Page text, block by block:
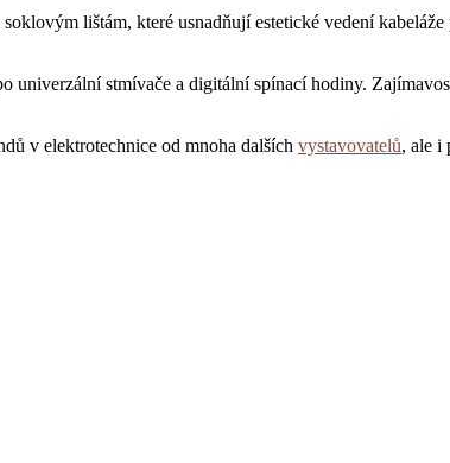
lištám, které usnadňují estetické vedení
univerzální stmívače a digitální spínací hodiny.
v elektrotechnice od mnoha dalších vystavovatelů, ale i